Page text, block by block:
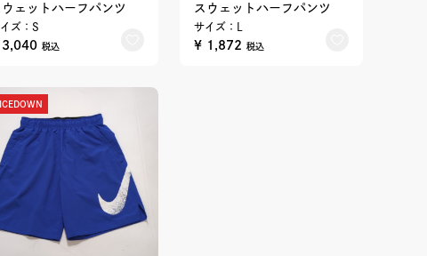
ウェットハーフパンツ
ズ：S
税込
スウェットハーフパンツ
サイズ：L
¥ 1,872 税込